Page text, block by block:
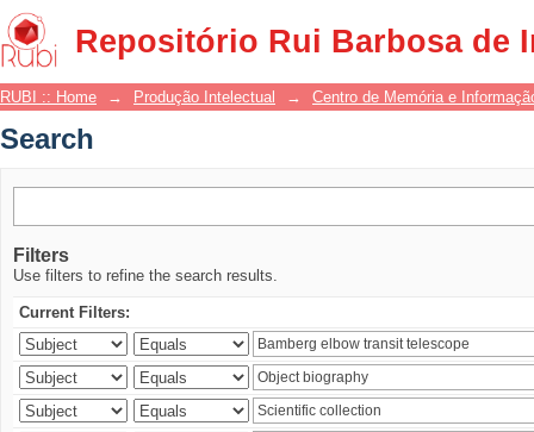
Repositório Rui Barbosa de
Search
RUBI :: Home → Produção Intelectual → Centro de Memória e
Search
Filters
Use filters to refine the search results.
Current Filters: